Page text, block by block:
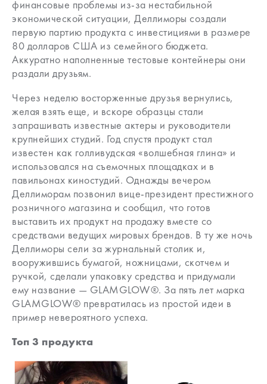
финансовые проблемы из-за нестабильной
экономической ситуации, Деллиморы создали
первую партию продукта с инвестициями в размере
80 долларов США из семейного бюджета.
Аккуратно наполненные тестовые контейнеры они
раздали друзьям.
Через неделю восторженные друзья вернулись,
желая взять еще, и вскоре образцы стали
запрашивать известные актеры и руководители
крупнейших студий. Год спустя продукт стал
известен как голливудская «волшебная глина» и
использовался на съемочных площадках и в
павильонах киностудий. Однажды вечером
Деллиморам позвонил вице-президент престижного
розничного магазина и сообщил, что готов
выставить их продукт на продажу вместе со
средствами ведущих мировых брендов. В ту же ночь
Деллиморы сели за журнальный столик и,
вооружившись бумагой, ножницами, скотчем и
ручкой, сделали упаковку средства и придумали
ему название — GLAMGLOW®. За пять лет марка
GLAMGLOW® превратилась из простой идеи в
пример невероятного успеха.
Топ 3 продукта